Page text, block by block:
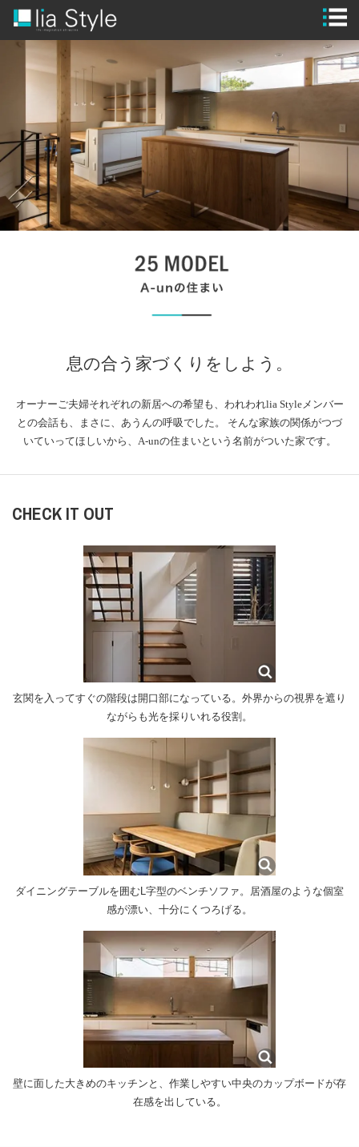
STYLE
MODEL HOUSE
WORKS
FLOW
BRAND
息の合う家づくりをしよう。
オーナーご夫婦それぞれの新居への希望も、われわれlia Styleメンバー
との会話も、まさに、あうんの呼吸でした。
そんな家族の関係がつづ
いていってほしいから、A-unの住まいという名前がついた家です。
CHECK IT OUT
玄関を入ってすぐの階段は開口部になっている。外界からの視界を遮り
ながらも光を採りいれる役割。
ダイニングテーブルを囲むL字型のベンチソファ。居酒屋のような個室
感が漂い、十分にくつろげる。
壁に面した大きめのキッチンと、作業しやすい中央のカップボードが存
在感を出している。